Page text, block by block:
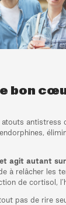
bon
atouts antistress
agit autant
à relâcher les
de cortisol,
pas de rire